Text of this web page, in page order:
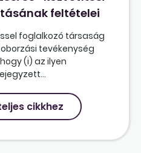
feltételei
foglalkozó társaság
tevékenység
(i) az ilyen
cikkhez